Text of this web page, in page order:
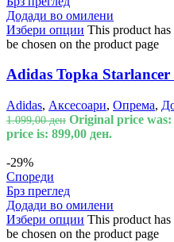
Додади во омилени
Избери опции This product
be chosen on the product page
Adidas Topka
Adidas, Аксесоари, Опрема,
1.099,00ден Original price was:
price is: 899,00 ден.
-29%
Спореди
Брз преглед
Додади во омилени
Избери опции This product
be chosen on the product page